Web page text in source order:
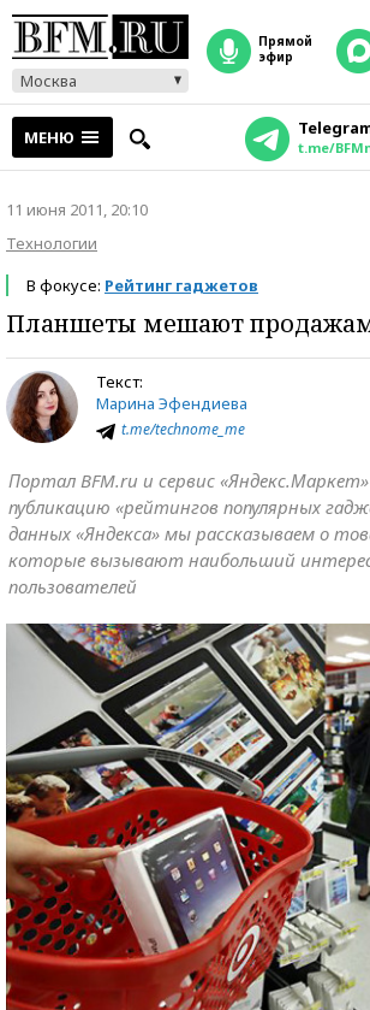
Москва
прямой
эфир
МЕНЮ t.me/
11 июня 2011, 20:10
Технологии
В фокусе: Рейтинг гаджетов
Планшеты мешают продажам
Текст:
Марина Эфендиева
t.me/technome_me
Портал BFM.ru и сервис
публикацию «рейтингов популярных
данных «Яндекса» мы рассказываем о
которые вызывают наибольший интерес
пользователей